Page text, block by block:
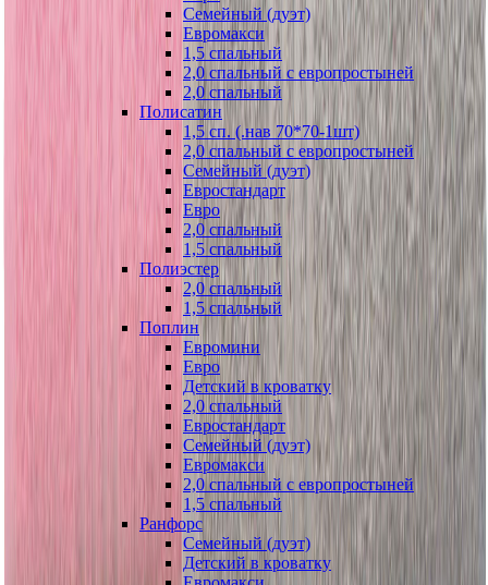
Семейный (дуэт)
Евромакси
1,5 спальный
2,0 спальный с европростыней
2,0 спальный
Полисатин
1,5 сп. (.нав 70*70-1шт)
2,0 спальный с европростыней
Семейный (дуэт)
Евростандарт
Евро
2,0 спальный
1,5 спальный
Полиэстер
2,0 спальный
1,5 спальный
Поплин
Евромини
Евро
Детский в кроватку
2,0 спальный
Евростандарт
Семейный (дуэт)
Евромакси
2,0 спальный с европростыней
1,5 спальный
Ранфорс
Семейный (дуэт)
Детский в кроватку